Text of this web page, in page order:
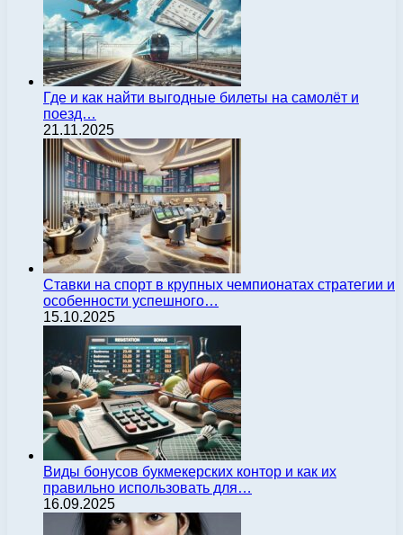
Где и как найти выгодные билеты на самолёт и
поезд…
21.11.2025
Ставки на спорт в крупных чемпионатах стратегии и
особенности успешного…
15.10.2025
Виды бонусов букмекерских контор и как их
правильно использовать для…
16.09.2025